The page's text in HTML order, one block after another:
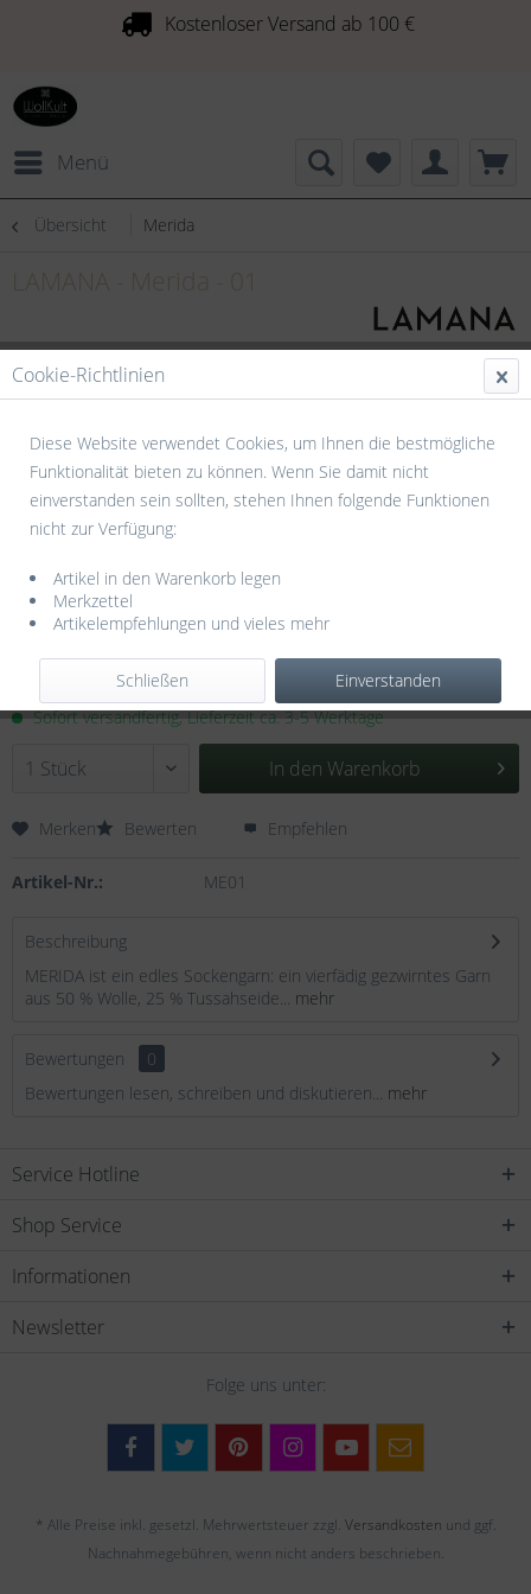
Kostenloser Versand ab 100 €
Menü
Übersicht Merida
7,95 € *
Inhalt:0.05 Kilogramm (159,00 € * / 1 Kilogramm)
zzgl. Versandkosten
Sofort versandfertig, Lieferzeit ca. 3-5 Werktage
In den Warenkorb
Merken Bewerten Empfehlen
Artikel-Nr.: ME01
Beschreibung
MERIDA ist ein edles Sockengarn: ein vierfädig gezwirntes Garn
aus 50 % Wolle, 25 % Tussahseide... mehr
Bewertungen
0
Bewertungen lesen, schreiben und diskutieren... mehr
Service Hotline
Shop Service
Informationen
Newsletter
Folge uns unter:
* Alle Preise inkl. gesetzl. Mehrwertsteuer zzgl. Versandkosten und ggf.
Nachnahmegebühren, wenn nicht anders beschrieben.
Cookie-Richtlinien
Diese Website verwendet Cookies, um Ihnen die bestmögliche
Funktionalität bieten zu können. Wenn Sie damit nicht
einverstanden sein sollten, stehen Ihnen folgende Funktionen
nicht zur Verfügung:
Artikel in den Warenkorb legen
Merkzettel
Artikelempfehlungen und vieles mehr
Einverstanden
Schließen